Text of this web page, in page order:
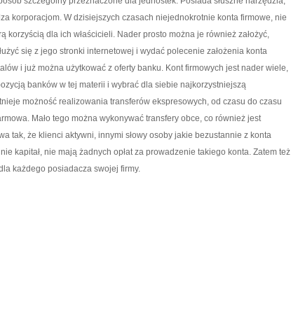
korporacjom. W dzisiejszych czasach niejednokrotnie konta firmowe, nie
korzyścią dla ich właścicieli. Nader prosto można je również założyć,
się z jego stronki internetowej i wydać polecenie założenia konta
i już można użytkować z oferty banku. Kont firmowych jest nader wiele,
banków w tej materii i wybrać dla siebie najkorzystniejszą
możność realizowania transferów ekspresowych, od czasu do czasu
Mało tego można wykonywać transfery obce, co również jest
tak, że klienci aktywni, innymi słowy osoby jakie bezustannie z konta
kapitał, nie mają żadnych opłat za prowadzenie takiego konta. Zatem też
każdego posiadacza swojej firmy.